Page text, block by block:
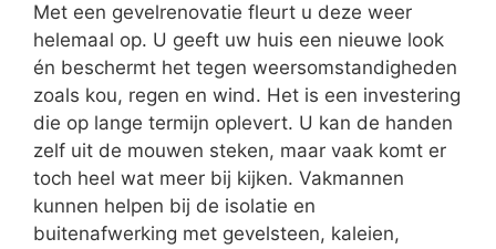
Met een gevelrenovatie fleurt u deze weer
helemaal op. U geeft uw huis een nieuwe look
én beschermt het tegen weersomstandigheden
zoals kou, regen en wind. Het is een investering
die op lange termijn oplevert. U kan de handen
zelf uit de mouwen steken, maar vaak komt er
toch heel wat meer bij kijken. Vakmannen
kunnen helpen bij de isolatie en
buitenafwerking met gevelsteen, kaleien,